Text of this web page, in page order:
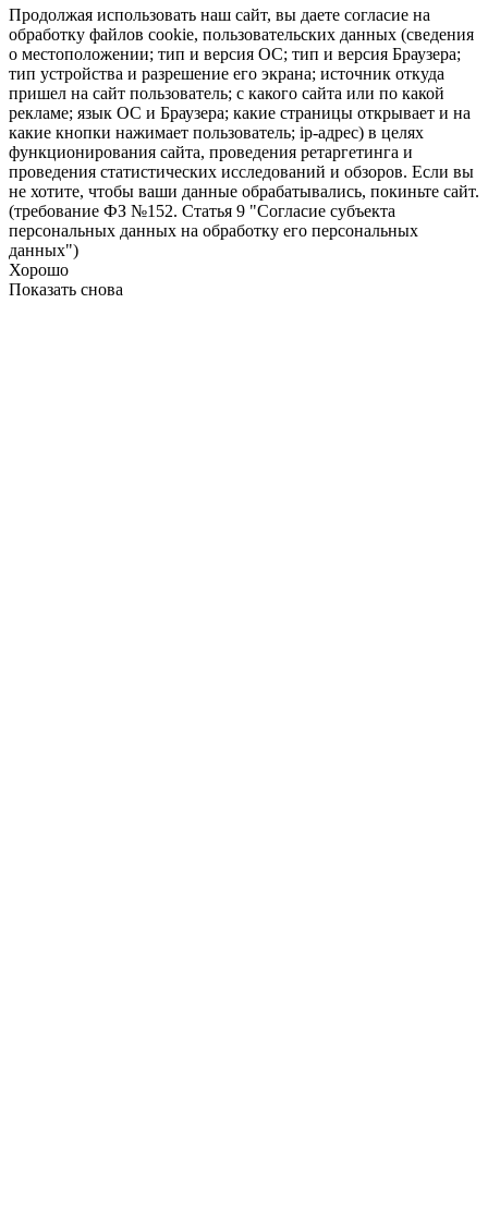
Продолжая использовать наш сайт, вы даете согласие на
обработку файлов cookie, пользовательских данных (сведения
о местоположении; тип и версия ОС; тип и версия Браузера;
тип устройства и разрешение его экрана; источник откуда
пришел на сайт пользователь; с какого сайта или по какой
рекламе; язык ОС и Браузера; какие страницы открывает и на
какие кнопки нажимает пользователь; ip-адрес) в целях
функционирования сайта, проведения ретаргетинга и
проведения статистических исследований и обзоров. Если вы
не хотите, чтобы ваши данные обрабатывались, покиньте сайт.
(требование ФЗ №152. Статья 9 "Согласие субъекта
персональных данных на обработку его персональных
данных")
Хорошо
Показать снова